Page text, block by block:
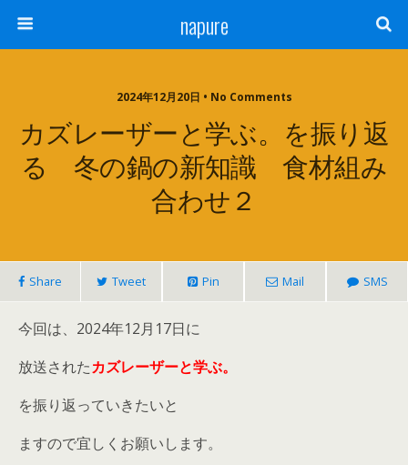
napure
2024年12月20日 • No Comments
カズレーザーと学ぶ。を振り返
る 冬の鍋の新知識 食材組み
合わせ２
Share Tweet Pin Mail SMS
今回は、2024年12月17日に
放送されたカズレーザーと学ぶ。
を振り返っていきたいと
ますので宜しくお願いします。